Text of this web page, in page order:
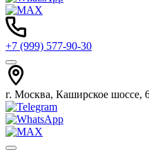
+7 (999) 577-90-30
г. Москва, Каширское шоссе,